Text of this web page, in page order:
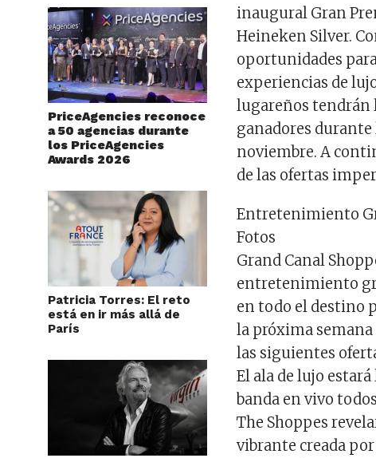
PriceAgencies reconoce
a 50 agencias durante
los PriceAgencies
Awards 2026
Patricia Torres: El reto
está en ir más allá de
París
inaugural Gran
Heineken Silver.
oportunidades
experiencias de
lugareños tendrán
ganadores durante
noviembre. A
de las ofertas
Entretenimiento
Fotos
Grand Canal
entretenimiento
en todo el destino
la próxima semana
las siguientes
El ala de lujo
banda en vivo
The Shoppes
vibrante creada